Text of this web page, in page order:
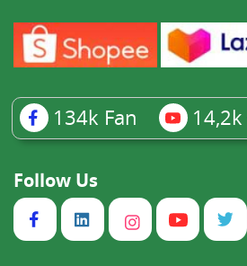
134k Fan 14,2k
Follow Us